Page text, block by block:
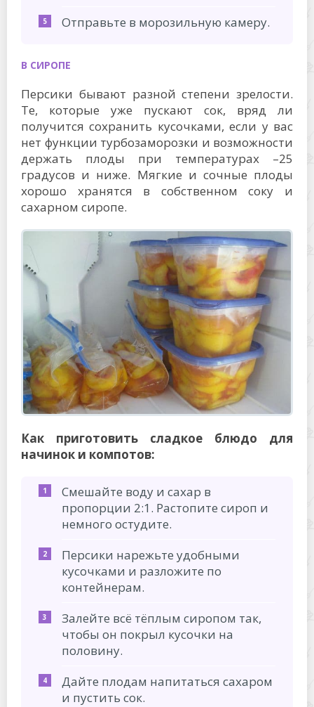
Отправьте в морозильную камеру.
В СИРОПЕ
Персики бывают разной степени зрелости.
Те, которые уже пускают сок, вряд ли
получится сохранить кусочками, если у вас
нет функции турбозаморозки и возможности
держать плоды при температурах –25
градусов и ниже. Мягкие и сочные плоды
хорошо хранятся в собственном соку и
сахарном сиропе.
Как приготовить сладкое блюдо для
начинок и компотов:
Смешайте воду и сахар в
пропорции 2:1. Растопите сироп и
немного остудите.
Персики нарежьте удобными
кусочками и разложите по
контейнерам.
Залейте всё тёплым сиропом так,
чтобы он покрыл кусочки на
половину.
Дайте плодам напитаться сахаром
и пустить сок.